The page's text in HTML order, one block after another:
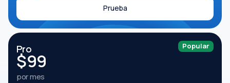
Prueba
Popular
Pro
$99
por mes